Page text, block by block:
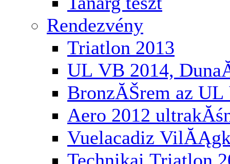
Rendezvény
Triatlon 2013
UL VB 2014,
BronzĂŠrem az
Aero 2012
Vuelacadiz